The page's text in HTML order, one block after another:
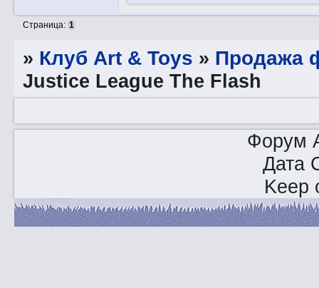
Страница: 1
» Клуб Art & Toys » Продажа
Justice League The Flash
Форум
Дата
Keep